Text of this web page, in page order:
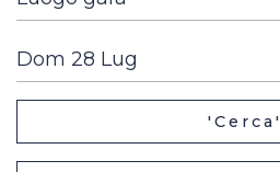
Gare
Casa Italia
News
'Cerca'